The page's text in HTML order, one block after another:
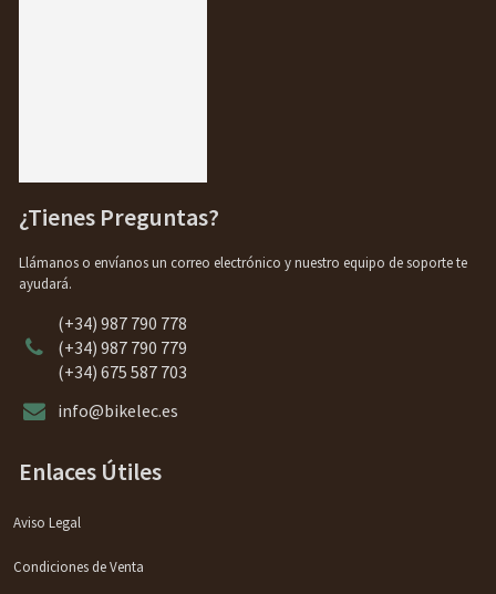
¿Tienes Preguntas?
Llámanos o envíanos un correo electrónico y nuestro equipo de soporte te
ayudará.
(+34) 987 790 778
(+34) 987 790 779
(+34) 675 587 703
info@bikelec.es
Enlaces Útiles
Aviso Legal
Condiciones de Venta